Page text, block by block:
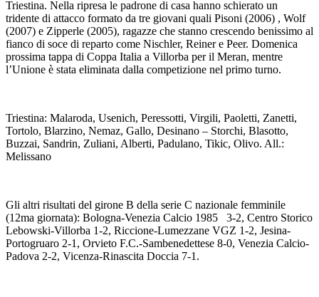
Triestina. Nella ripresa le padrone di casa hanno schierato un
tridente di attacco formato da tre giovani quali Pisoni (2006) , Wolf
(2007) e Zipperle (2005), ragazze che stanno crescendo benissimo al
fianco di soce di reparto come Nischler, Reiner e Peer. Domenica
prossima tappa di Coppa Italia a Villorba per il Meran, mentre
l’Unione è stata eliminata dalla competizione nel primo turno.
Triestina: Malaroda, Usenich, Peressotti, Virgili, Paoletti, Zanetti,
Tortolo, Blarzino, Nemaz, Gallo, Desinano – Storchi, Blasotto,
Buzzai, Sandrin, Zuliani, Alberti, Padulano, Tikic, Olivo. All.:
Melissano
Gli altri risultati del girone B della serie C nazionale femminile
(12ma giornata): Bologna-Venezia Calcio 1985 3-2, Centro Storico
Lebowski-Villorba 1-2, Riccione-Lumezzane VGZ 1-2, Jesina-
Portogruaro 2-1, Orvieto F.C.-Sambenedettese 8-0, Venezia Calcio-
Padova 2-2, Vicenza-Rinascita Doccia 7-1.